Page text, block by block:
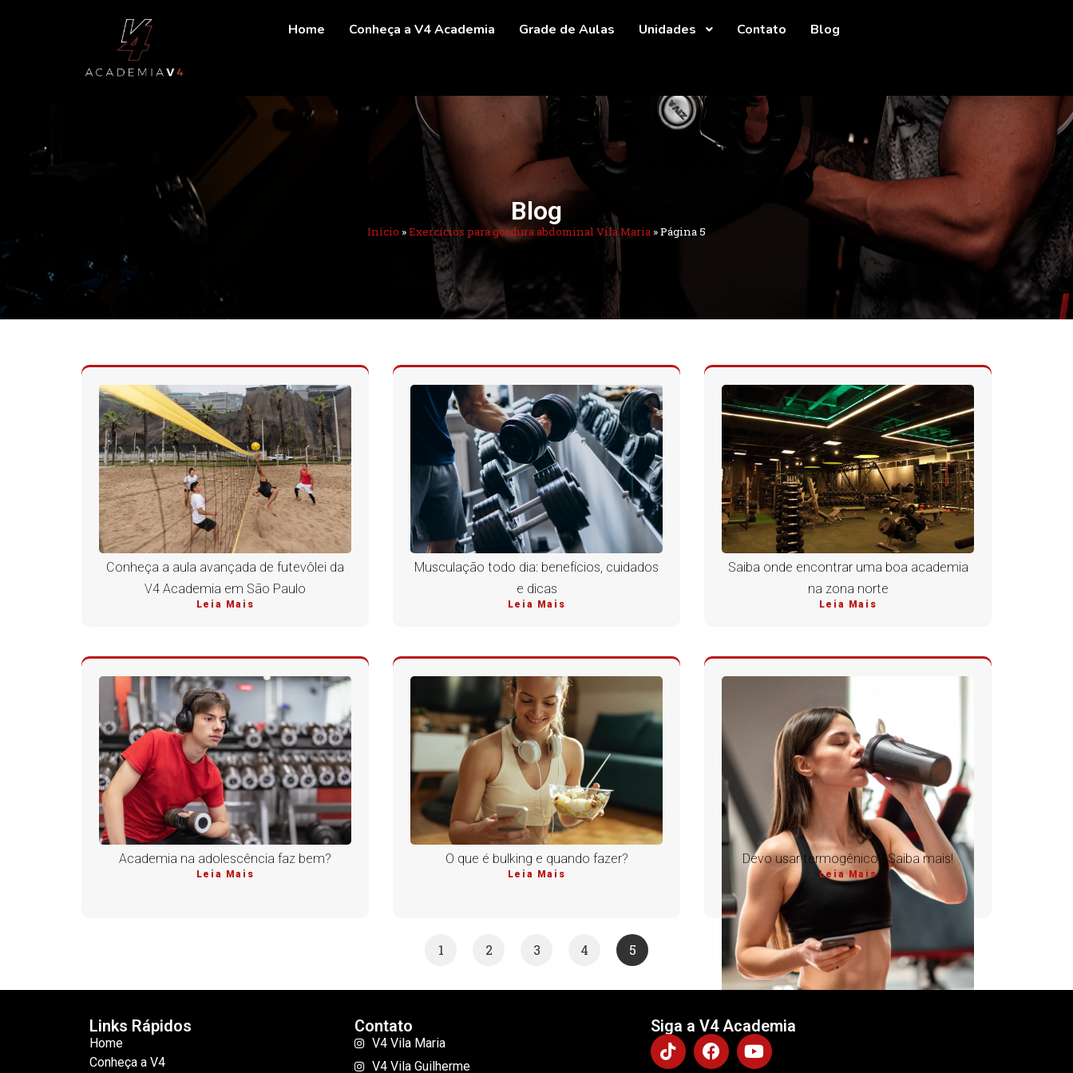
Home Conheça a V4 Academia Grade de Aulas Unidades Contato Blog
Blog
Início »Exercícios para gordura abdominal Vila Maria »Página 5
Conheça a aula avançada de futevôlei da
V4 Academia em São Paulo
Leia Mais
Musculação todo dia: benefícios, cuidados
e dicas
Leia Mais
Saiba onde encontrar uma boa academia
na zona norte
Leia Mais
Academia na adolescência faz bem?
Leia Mais
O que é bulking e quando fazer?
Leia Mais
Devo usar termogênico? Saiba mais!
Leia Mais
1 2 3 4 5
Links Rápidos
Home
Conheça a V4
Contato
V4 Vila Maria
V4 Vila Guilherme
Siga a V4 Academia